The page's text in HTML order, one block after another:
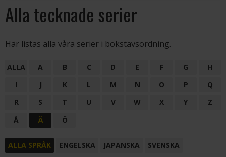
Alla tecknade serier
Här listas alla våra serier i bokstavsordning.
ALLA A B C D E F G
H
I
J K L M N O P
Q
R
S T U V W X Y
Z
Å
Ä Ö
ALLA SPRÅK ENGELSKA JAPANSKA SVENSKA